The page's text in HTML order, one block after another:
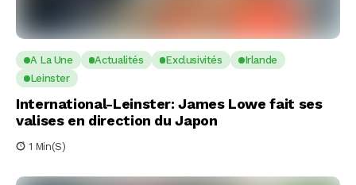
A La Une Actualités Exclusivités
Irlande
Leinster
International-Leinster: James Lowe fait ses
valises en direction du Japon
1 Min(s)